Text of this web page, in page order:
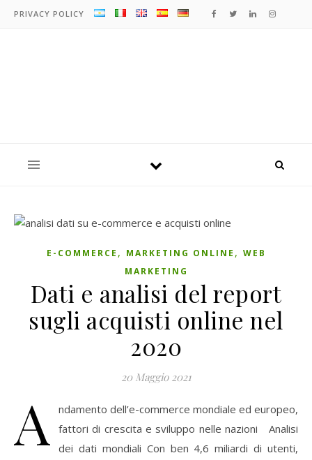
PRIVACY POLICY
E-COMMERCE , MARKETING ONLINE , WEB
MARKETING
Dati e analisi del report
sugli acquisti online nel
2020
20 Maggio 2021
A
ndamento dell’e-commerce mondiale ed europeo,
fattori di crescita e sviluppo nelle nazioni Analisi
dei dati mondiali Con ben 4,6 miliardi di utenti,